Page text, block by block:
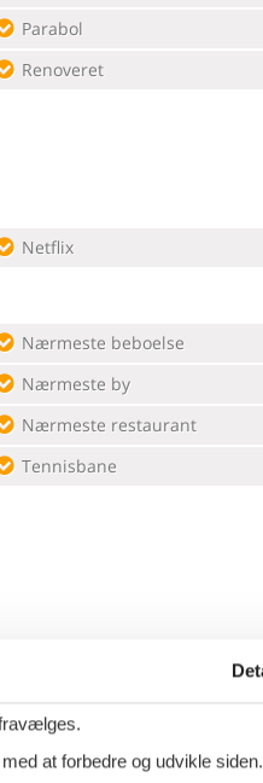
Parabol
Renoveret
Netflix
Nærmeste beboelse
Nærmeste by
Nærmeste restaurant
Tennisbane
at forbedre og udvikle